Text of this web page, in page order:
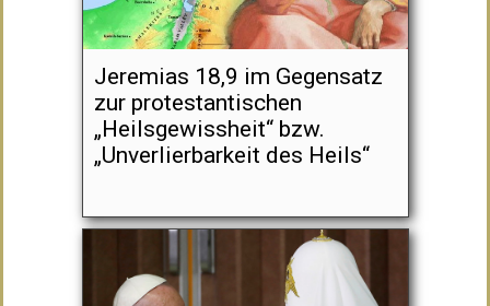
Jeremias 18,9 im Gegensatz
zur protestantischen
„Heilsgewissheit“ bzw.
„Unverlierbarkeit des Heils“